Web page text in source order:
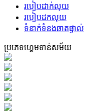
របៀបដាក់លុយ
របៀបដកលុយ
ទំនាក់ទំនងឆាតផ្ទាល់
ប្រភេទហ្គេមទាន់សម័យ